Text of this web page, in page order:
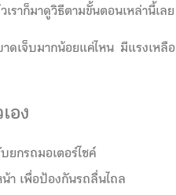
ราก็มาดูวิธีตามขั้นตอนเหล่านี้เลย
ดเจ็บมากน้อยแค่ไหน มีแรงเหลือ
อง
กรถมอเตอร์ไซค์
า เพื่อป้องกันรถลื่นไถล